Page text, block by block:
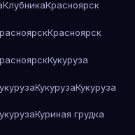
КлубникаКрасноярск
Красноярск
Кукуруза
КукурузаКукуруза
Куриная грудка